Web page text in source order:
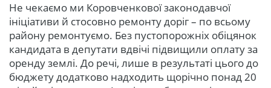
Не чекаємо ми Коровченкової законодавчої
ініціативи й стосовно ремонту доріг – по всьому
району ремонтуємо. Без пустопорожніх обіцянок
кандидата в депутати вдвічі підвищили оплату за
оренду землі. До речі, лише в результаті цього до
бюджету додатково надходить щорічно понад 20